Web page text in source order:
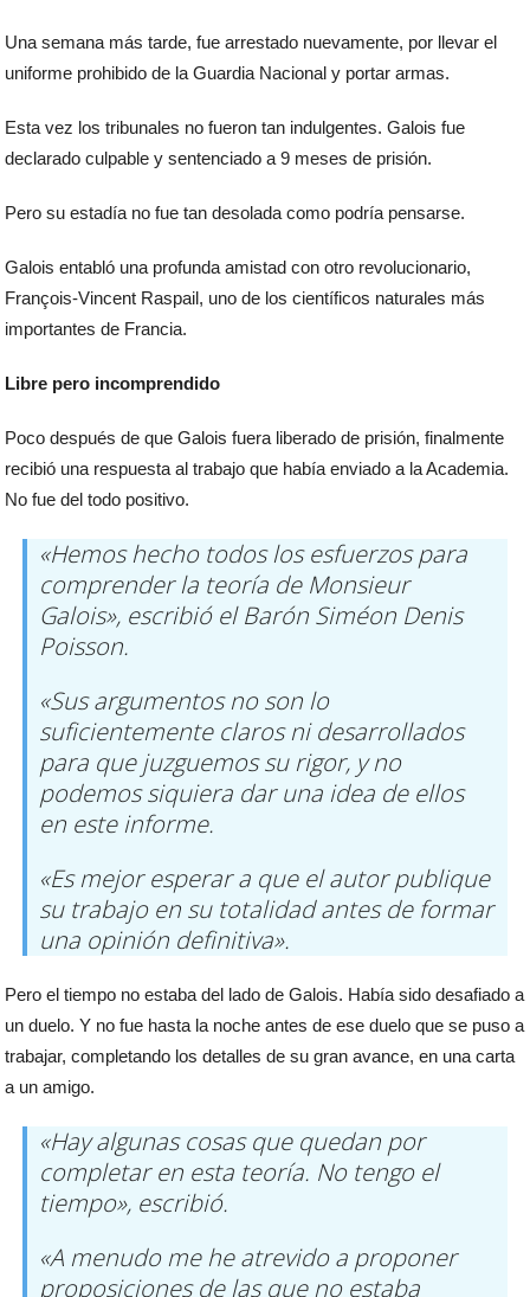
Una semana más tarde, fue arrestado nuevamente, por llevar el
uniforme prohibido de la Guardia Nacional y portar armas.
Esta vez los tribunales no fueron tan indulgentes. Galois fue
declarado culpable y sentenciado a 9 meses de prisión.
Pero su estadía no fue tan desolada como podría pensarse.
Galois entabló una profunda amistad con otro revolucionario,
François-Vincent Raspail, uno de los científicos naturales más
importantes de Francia.
Libre pero incomprendido
Poco después de que Galois fuera liberado de prisión, finalmente
recibió una respuesta al trabajo que había enviado a la Academia.
No fue del todo positivo.
«Hemos hecho todos los esfuerzos para
comprender la teoría de Monsieur
Galois», escribió el Barón Siméon Denis
Poisson.
«Sus argumentos no son lo
suficientemente claros ni desarrollados
para que juzguemos su rigor, y no
podemos siquiera dar una idea de ellos
en este informe.
«Es mejor esperar a que el autor publique
su trabajo en su totalidad antes de formar
una opinión definitiva».
Pero el tiempo no estaba del lado de Galois. Había sido desafiado a
un duelo. Y no fue hasta la noche antes de ese duelo que se puso a
trabajar, completando los detalles de su gran avance, en una carta
a un amigo.
«Hay algunas cosas que quedan por
completar en esta teoría. No tengo el
tiempo», escribió.
«A menudo me he atrevido a proponer
proposiciones de las que no estaba